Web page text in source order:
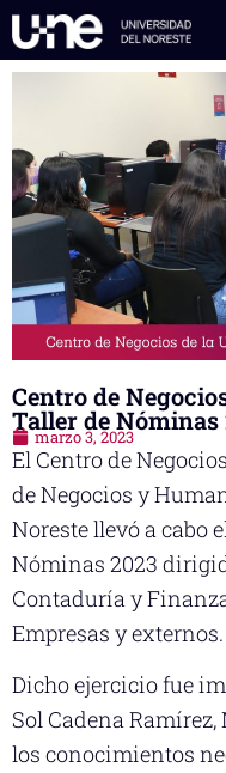
Centro de
Taller de Nóminas
marzo 3, 2023
El Centro de
de Negocios y
Noreste llevó a cabo
Nóminas 2023
Contaduría y
Empresas y externos.
Dicho ejercicio fue
Sol Cadena
los conocimientos